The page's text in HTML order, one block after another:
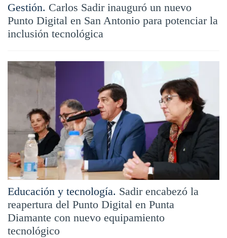
Gestión. Carlos Sadir inauguró un nuevo
Punto Digital en San Antonio para potenciar la
inclusión tecnológica
Educación y tecnología. Sadir encabezó la
reapertura del Punto Digital en Punta
Diamante con nuevo equipamiento
tecnológico